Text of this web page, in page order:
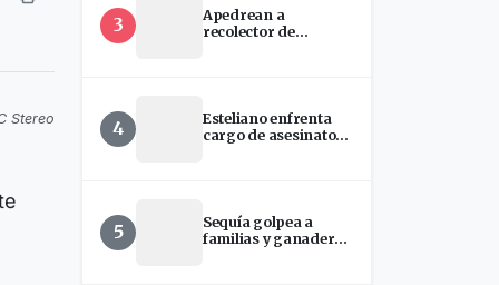
Stereo
3
Apedrean a
recolector de
4
Esteliano enfrenta
cargo de asesinato
5
Sequía golpea a
familias y ganaderos